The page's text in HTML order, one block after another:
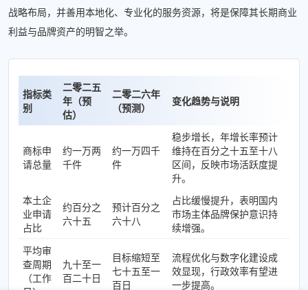
战略布局，并善用本地化、专业化的服务资源，将是保障其长期商业
利益与品牌资产的明智之举。
指标类
别
二零二五
年（预
估）
二零二六年
（预测）
变化趋势与说明
商标申
请总量
约一万两
千件
约一万四千
件
稳步增长，年增长率预计
维持在百分之十五至十八
区间，反映市场活跃度提
升。
本土企
业申请
占比
约百分之
六十五
预计百分之
六十八
占比缓慢提升，表明国内
市场主体品牌保护意识持
续增强。
平均审
查周期
（工作
九十至一
百二十日
目标缩短至
七十五至一
百日
流程优化与数字化建设成
效显现，行政效率有望进
一步提高。